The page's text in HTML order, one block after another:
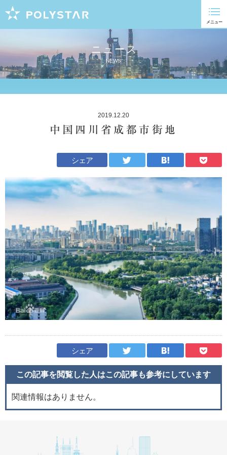
ニュース
NEWS
2019.12.20
中国四川省成都市街地
シェア
シェア
この記事を閲覧した人はこの記事も参考にしています
関連情報はありません。